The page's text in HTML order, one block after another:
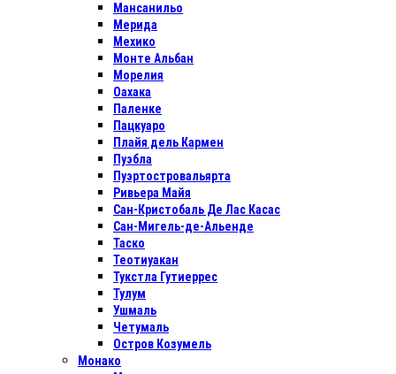
Мансанильо
Мерида
Мехико
Монте Альбан
Морелия
Оахака
Паленке
Пацкуаро
Плайя дель Кармен
Пуэбла
Пуэртостровальярта
Ривьера Майя
Сан-Кристобаль Де Лас Касас
Сан-Мигель-де-Альенде
Таско
Теотиуакан
Тукстла Гутиеррес
Тулум
Ушмаль
Четумаль
Остров Козумель
Монако